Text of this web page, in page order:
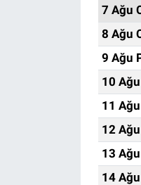
7 Ağu
8 Ağu
9 Ağu
10
11
12
13
14